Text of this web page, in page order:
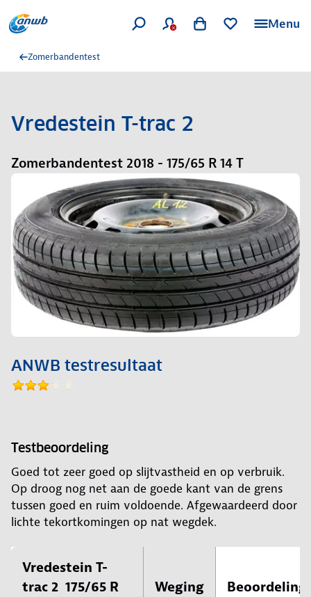
Menu
Zomerbandentest
Vredestein T-trac 2
Zomerbandentest 2018 - 175/65 R 14 T
ANWB testresultaat
Testbeoordeling
Goed tot zeer goed op slijtvastheid en op verbruik.
Op droog nog net aan de goede kant van de grens
tussen goed en ruim voldoende. Afgewaardeerd door
lichte tekortkomingen op nat wegdek.
Vredestein T-
trac 2 175/65 R
Weging Beoordeling